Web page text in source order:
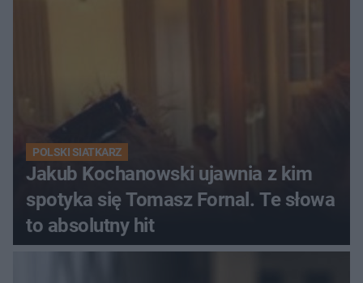
POLSKI SIATKARZ
Jakub Kochanowski ujawnia z kim
spotyka się Tomasz Fornal. Te słowa
to absolutny hit